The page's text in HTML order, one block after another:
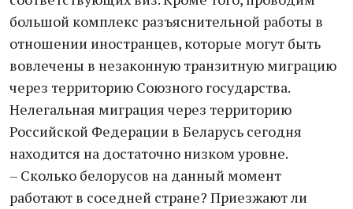
большой комплекс разъяснительной работы в
отношении иностранцев, которые могут быть
вовлечены в незаконную транзитную миграцию
через территорию Союзного государства.
Нелегальная миграция через территорию
Российской Федерации в Беларусь сегодня
находится на достаточно низком уровне.
– Сколько белорусов на данный момент
работают в соседней стране? Приезжают ли